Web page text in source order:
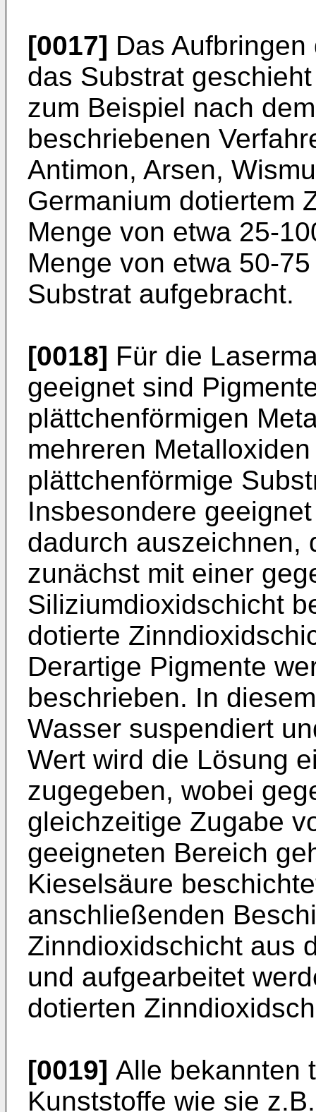
[0017] Das
das Substrat
zum Beispiel nach
beschriebenen
Antimon, Arsen,
Germanium dotiertem
Menge von etwa 25-
Menge von etwa 50-
Substrat aufgebracht.
[0018] Für die
geeignet sind
plättchenförmigen
mehreren
plättchenförmige
Insbesondere
dadurch auszeichnen,
zunächst mit einer
Siliziumdioxidschicht
dotierte
Derartige Pigmente
beschrieben. In
Wasser suspendiert
Wert wird die Lösung
zugegeben, wobei
gleichzeitige Zugabe
geeigneten Bereich
Kieselsäure
anschließenden
Zinndioxidschicht aus
und aufgearbeitet
dotierten
[0019] Alle bekannten
Kunststoffe wie sie